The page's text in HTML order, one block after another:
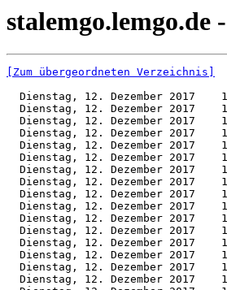
stalemgo.lemgo.de
[Zum übergeordneten Verzeichnis]
Dienstag, 12. Dezember 2017
Dienstag, 12. Dezember 2017
Dienstag, 12. Dezember 2017
Dienstag, 12. Dezember 2017
Dienstag, 12. Dezember 2017
Dienstag, 12. Dezember 2017
Dienstag, 12. Dezember 2017
Dienstag, 12. Dezember 2017
Dienstag, 12. Dezember 2017
Dienstag, 12. Dezember 2017
Dienstag, 12. Dezember 2017
Dienstag, 12. Dezember 2017
Dienstag, 12. Dezember 2017
Dienstag, 12. Dezember 2017
Dienstag, 12. Dezember 2017
Dienstag, 12. Dezember 2017